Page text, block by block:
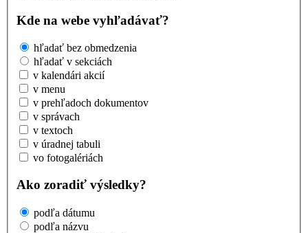
Kde na webe vyhľadávať?
hľadať bez obmedzenia
hľadať v sekciách
v kalendári akcií
v menu
v prehľadoch dokumentov
v správach
v textoch
v úradnej tabuli
vo fotogalériách
Ako zoradiť výsledky?
podľa dátumu
podľa názvu